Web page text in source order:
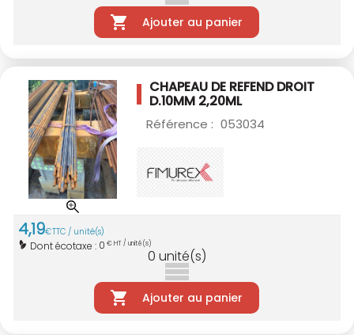
Ajouter au panier
CHAPEAU DE REFEND DROIT
D.10MM 2,20ML
Référence : 053034
4,19€TTC / unité(s)
Dont écotaxe : 0 € HT / unité(s)
0 unité(s)
Ajouter au panier